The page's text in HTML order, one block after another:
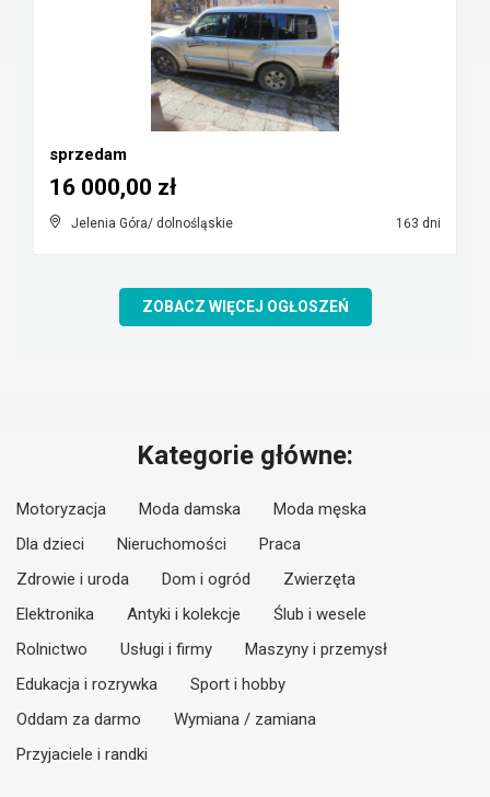
sprzedam
Jelenia Góra/ dolnośląskie 163 dni
16 000,00 zł
ZOBACZ WIĘCEJ OGŁOSZEŃ
Kategorie główne:
Motoryzacja Moda damska
Moda męska
Dla dzieci
Nieruchomości
Praca
Zdrowie i uroda
Dom i ogród
Zwierzęta
Elektronika
Antyki i kolekcje
Ślub i wesele
Rolnictwo
Usługi i firmy
Maszyny i przemysł
Edukacja i rozrywka
Sport i hobby
Oddam za darmo
Wymiana / zamiana
Przyjaciele i randki